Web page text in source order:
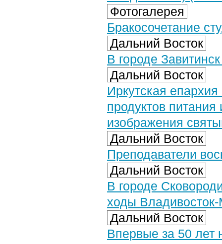
Фотогалерея
Бракосочетание
Дальний Восток
В городе
Дальний Восток
Иркутская
продуктов питания
изображения
Дальний Восток
Преподаватели
Дальний Восток
В городе
ходы
Дальний Восток
Впервые за 50 лет